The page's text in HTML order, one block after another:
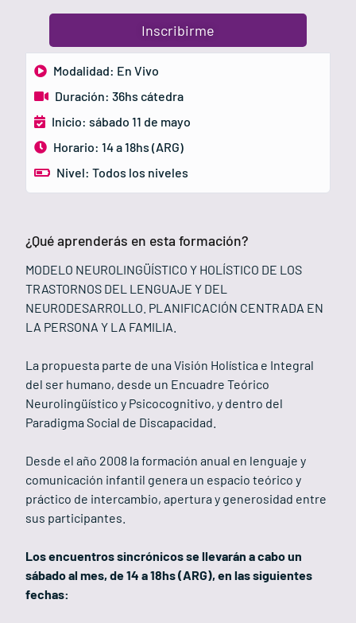
¿Qué aprenderás en esta formación?
MODELO NEUROLINGÜÍSTICO Y HOLÍSTICO DE LOS
TRASTORNOS DEL LENGUAJE Y DEL
NEURODESARROLLO. PLANIFICACIÓN CENTRADA EN
LA PERSONA Y LA FAMILIA.
La propuesta parte de una Visión Holística e Integral
del ser humano, desde un Encuadre Teórico
Neurolingüístico y Psicocognitivo, y dentro del
Paradigma Social de Discapacidad.
Desde el año 2008 la formación anual en lenguaje y
comunicación infantil genera un espacio teórico y
práctico de intercambio, apertura y generosidad entre
sus participantes.
Los encuentros sincrónicos se llevarán a cabo un
sábado al mes, de 14 a 18hs (ARG), en las siguientes
fechas:
Inscribirme
Modalidad: En Vivo
Duración: 36hs cátedra
Inicio: sábado 11 de mayo
Horario: 14 a 18hs (ARG)
Nivel: Todos los niveles